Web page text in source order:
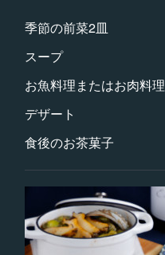
季節の前菜2皿
スープ
お魚料理またはお肉料理
デザート
食後のお茶菓子